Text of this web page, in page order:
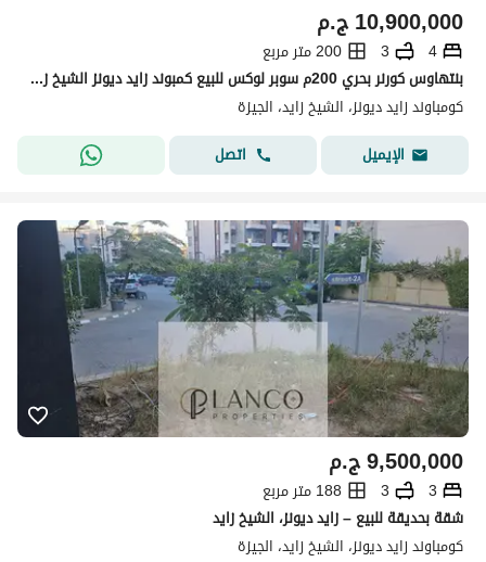
ج.م10,900,000
4
3
200 متر مربع
بنتهاوس كورنر بحري 200م سوبر لوكس للبيع كمبوند زايد ديونز الشيخ زايد zayed dunes sheikh zayed
كومباوند زايد ديونز، الشيخ زايد، الجيزة
الإيميل
اتصل
ج.م9,500,000
3
3
188 متر مربع
شقة بحديقة للبيع – زايد ديونز، الشيخ زايد
كومباوند زايد ديونز، الشيخ زايد، الجيزة